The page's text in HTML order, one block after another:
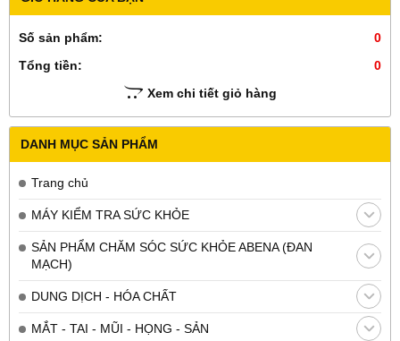
Số sản phẩm:
0
Tổng tiền:
0
Xem chi tiết giỏ hàng
DANH MỤC SẢN PHẨM
Trang chủ
MÁY KIỂM TRA SỨC KHỎE
SẢN PHẨM CHĂM SÓC SỨC KHỎE ABENA (ĐAN
MẠCH)
DUNG DỊCH - HÓA CHẤT
MẮT - TAI - MŨI - HỌNG - SẢN